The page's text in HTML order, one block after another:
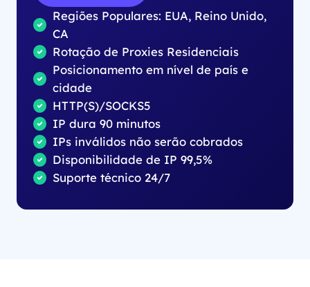
Regiões Populares: EUA, Reino Unido,
CA
Rotação de Proxies Residenciais
Posicionamento em nível de país e
cidade
HTTP(S)/SOCKS5
IP dura 90 minutos
IPs inválidos não serão cobrados
Disponibilidade de IP 99,5%
Suporte técnico 24/7